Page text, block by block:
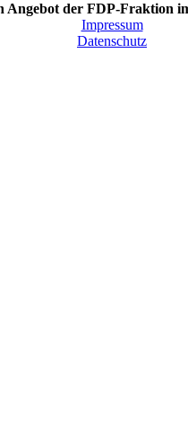
Angebot der FDP-Fraktion
Impressum
Datenschutz